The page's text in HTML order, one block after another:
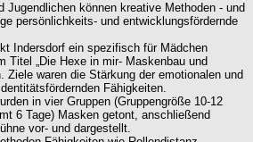
Jugendlichen können kreative Methoden - und
persönlichkeits- und entwicklungsfördernde
Indersdorf ein spezifisch für Mädchen
Titel „Die Hexe in mir- Maskenbau und
waren die Stärkung der emotionalen und
Fähigkeiten.
in vier Gruppen (Gruppengröße 10-12
6 Tage) Masken getont, anschließend
vor- und dargestellt.